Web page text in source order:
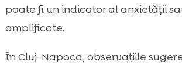
poate fi un indicator al anxietății
amplificate.
În Cluj-Napoca, observațiile